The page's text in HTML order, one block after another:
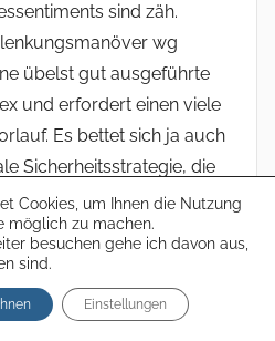
sind zäh.
wg
übelst gut ausgeführte
und erfordert einen viele
Es bettet sich ja auch
Sicherheitsstrategie, die
(bin auch nicht sehr
aber Konsistenz nicht
gegen Maduro ist im
sehr heikel, weil
keine
Cookies, um Ihnen die Nutzung
möglich zu machen.
besuchen gehe ich davon aus,
sind.
Einstellungen